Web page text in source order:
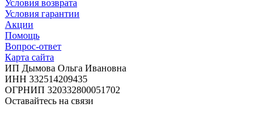
Условия возврата
Условия гарантии
Акции
Помощь
Вопрос-ответ
Карта сайта
ИП Дымова Ольга Ивановна
ИНН 332514209435
ОГРНИП 320332800051702
Оставайтесь на связи